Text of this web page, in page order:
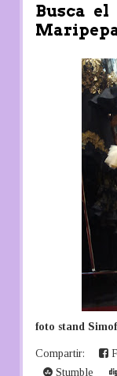
Busca
foto stand Simof
Compartir:
Stumble